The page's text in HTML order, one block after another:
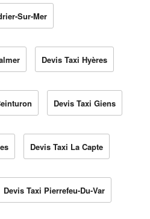
Sur-Mer
Devis Taxi Hyères
Devis Taxi Giens
Devis Taxi La Capte
Devis Taxi Pierrefeu-Du-Var